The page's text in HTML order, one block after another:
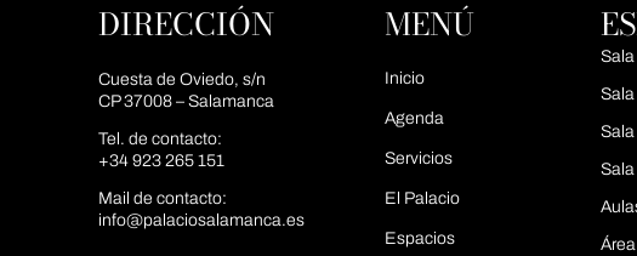
DIRECCIÓN
Cuesta de Oviedo, s/n
CP 37008 – Salamanca
Tel. de contacto:
+34 923 265 151
Mail de contacto:
info@palaciosalamanca.es
MENÚ
Inicio
Agenda
Servicios
El Palacio
Espacios